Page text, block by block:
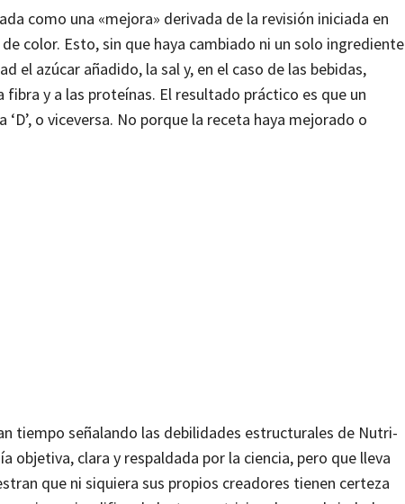
como una «mejora» derivada de la revisión iniciada en
color. Esto, sin que haya cambiado ni un solo ingrediente
el azúcar añadido, la sal y, en el caso de las bebidas,
y a las proteínas. El resultado práctico es que un
o viceversa. No porque la receta haya mejorado o
tiempo señalando las debilidades estructurales de Nutri-
objetiva, clara y respaldada por la ciencia, pero que lleva
que ni siquiera sus propios creadores tienen certeza